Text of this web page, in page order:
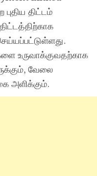
திட்டம்
உருவாக்குவதற்காக
வேலை
அளிக்கும்.